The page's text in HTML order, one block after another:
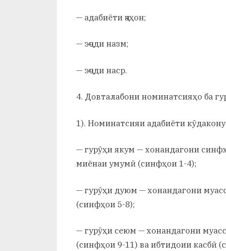
— адабиёти ҷаҳон;
— эҷоди назм;
— эҷоди наср.
4. Довталабони номинатсияҳо ба
1). Номинатсияи адабиёти
— гурӯҳи якум — хонандагони
миёнаи умумӣ (синфҳои 1-4);
— гурӯҳи дуюм — хонандагони
(синфҳои 5-8);
— гурӯҳи сеюм — хонандагони
(синфҳои 9-11) ва ибтидоии касбӣ